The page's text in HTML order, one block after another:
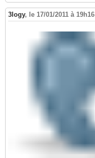
3logy, le 17/01/2011 à 19h16